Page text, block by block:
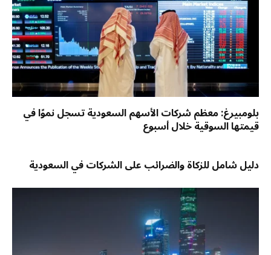
بلومبيرغ: معظم شركات الأسهم السعودية تسجل نموًا في
قيمتها السوقية خلال أسبوع
دليل شامل للزكاة والضرائب على الشركات في السعودية